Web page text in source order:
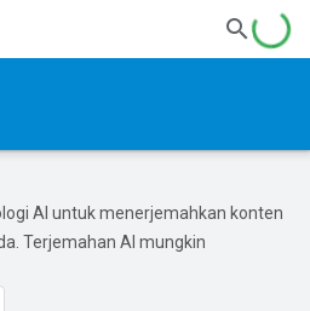
AI untuk menerjemahkan konten
Terjemahan AI mungkin